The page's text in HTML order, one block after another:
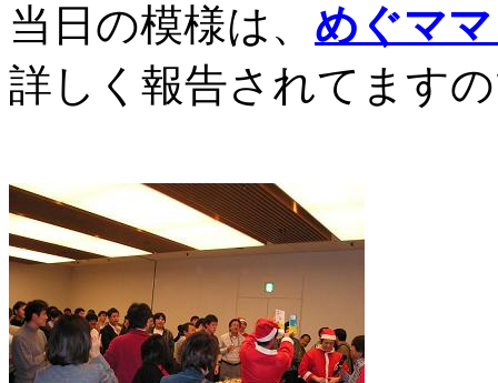
当日の模様は、 めぐマ
詳しく報告されてます